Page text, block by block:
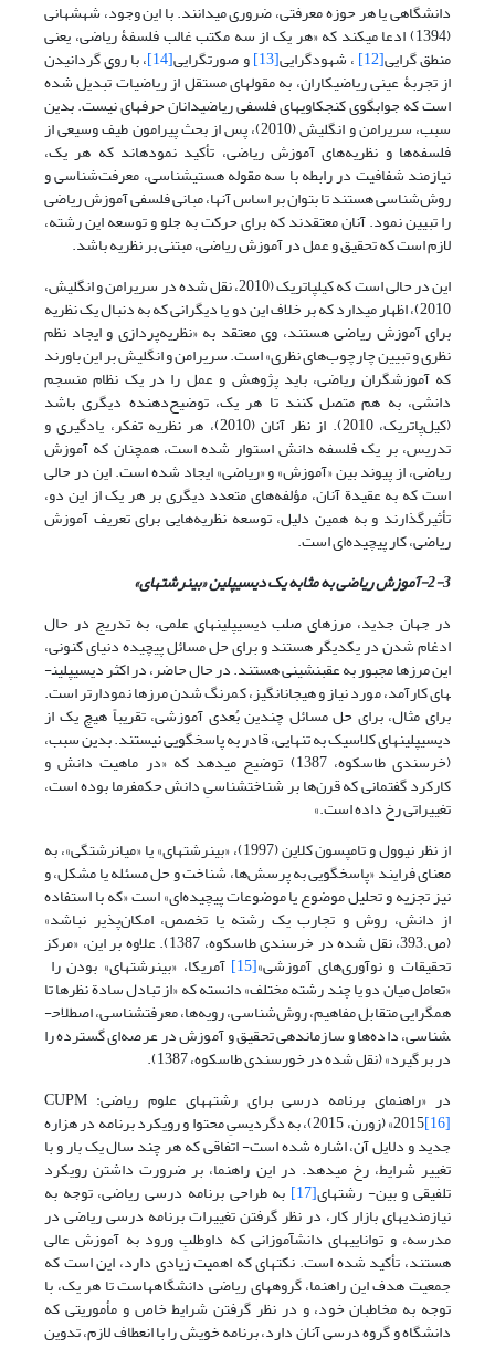
دانشگاهی یا هر حوزه معرفتی، ضروری می­دانند. با این وجود، شهشهانی
(1394) ادعا می­کند که «هر یک از سه مکتب غالب فلسفۀ ریاضی، یعنی
منطق گرایی[12] ، شهودگرایی[13] و صورتگرایی[14] ، با روی گردانیدن
از تجربۀ عینی ریاضی­کاران، به مقوله­ای مستقل از ریاضیات تبدیل شده
است که جوابگوی کنجکاوی­های فلسفی ریاضی­دانان حرفه­ای نیست. بدین
سبب، سریرامن و انگلیش (2010)، پس از بحث پیرامون طیف وسیعی از
فلسفه‌ها و نظریه‌های آموزش ریاضی، تأکید نمودهاند که هر یک،
نیازمند شفافیت در رابطه با سه مقوله هستی­شناسی، معرفت‌شناسی و
روش‌شناسی هستند تا بتوان بر اساس آنها، مبانی فلسفی آموزش ریاضی
را تبیین نمود. آنان معتقدند که برای حرکت به جلو و توسعه این رشته،
لازم است که تحقیق و عمل در آموزش ریاضی، مبتنی بر نظریه باشد.
این در حالی است که کیل­پاتریک (2010، نقل شده در سریرامن و انگلیش،
2010)، اظهار می­دارد که بر خلاف این دو یا دیگرانی که به دنبال یک نظریه
برای آموزش ریاضی هستند، وی معتقد به «نظریه‌پردازی و ایجاد نظم
نظری و تبیین چارچوب‌های نظری» است. سریرامن و انگلیش بر این باورند
که آموزشگران ریاضی، باید پژوهش و عمل را در یک نظام منسجم
دانشی، به هم متصل کنند تا هر یک، توضیح‌دهنده دیگری باشد
(کیل‌پاتریک، 2010). از نظر آنان (2010)، هر نظریه تفکر، یادگیری و
تدریس، بر یک فلسفه دانش استوار شده است، همچنان که آموزش
ریاضی، از پیوند بین «آموزش» و «ریاضی» ایجاد شده است. این در حالی
است که به عقیدة آنان، مؤلفه‌های متعدد دیگری بر هر یک از این دو،
تأثیرگذارند و به همین دلیل، توسعه نظریه‌هایی برای تعریف آموزش
ریاضی، کار پیچیده‌ای است.
2-3-آموزش ریاضی به مثابه یک دیسیپلین «بین­رشته­ای»
در جهان جدید، مرزهای صلب دیسیپلین­های علمی، به تدریج در حال
ادغام شدن در یکدیگر هستند و برای حل مسائل پیچیده دنیای کنونی،
این مرزها مجبور به عقب­نشینی هستند. در حال حاضر، در اکثر دیسیپلین­
های کارآمد، مورد نیاز و هیجان­انگیز، کم­رنگ شدن مرزها نمودارتر است.
برای مثال، برای حل مسائل چندین بُعدی آموزشی، تقریباً هیچ یک از
دیسیپلین­های کلاسیک به تنهایی، قادر به پاسخ­گویی نیستند. بدین سبب،
(خرسندی طاسکوه، 1387) توضیح می­دهد که «در ماهیت دانش و
کارکرد گفتمانی که قرن‌ها بر شناخت­شناسیِ دانش حکمفرما بوده است،
تغییراتی رخ داده است.»
از نظر نیوول و تامپسون کلاین (1997)، «بین­رشته­ای» یا «میان­رشتگی»، به
معنای فرایند «پاسخگویی به پرسش‌ها، شناخت و حل مسئله یا مشکل، و
نیز تجزیه و تحلیل موضوع یا موضوعات پیچیده‌ای» است «که با استفاده
از دانش، روش و تجارب یک رشته یا تخصص، امکان‌پذیر نباشد»
(ص.393، نقل شده در خرسندی طاسکوه، 1387). علاوه بر این، «مرکز
تحقیقات و نوآوری‌های آموزشی»[15] آمریکا، «بین­رشته­ای» بودن را
«تعامل میان دو یا چند رشته مختلف» دانسته که «از تبادل سادة نظرها تا
همگرایی متقابل مفاهیم، روش‌شناسی، رویه‌ها، معرفت­شناسی، اصطلاح­
شناسی، داده‌ها و سازماندهی تحقیق و آموزش در عرصه‌ای گسترده را
در بر گیرد» (نقل شده در خورسندی طاسکوه، 1387).
در «راهنمای برنامه درسی برای رشته­های علوم ریاضی: CUPM
2015[16] » (زورن، 2015)، به دگردیسیِ محتوا و رویکرد برنامه در هزاره
جدید و دلایل آن، اشاره شده است- اتفاقی که هر چند سال یک بار و با
تغییر شرایط، رخ می­دهد. در این راهنما، بر ضرورت داشتن رویکرد
تلفیقی و بین- رشته­ای[17] به طراحی برنامه درسی ریاضی، توجه به
نیازمندی­های بازار کار، در نظر گرفتن تغییرات برنامه درسی ریاضی در
مدرسه، و توانایی­های دانش­آموزانی که داوطلبِ ورود به آموزش عالی
هستند، تأکید شده است. نکته­ای که اهمیت زیادی دارد، این است که
جمعیت هدف این راهنما، گروه­های ریاضی دانشگاه­هاست تا هر یک، با
توجه به مخاطبان خود، و در نظر گرفتن شرایط خاص و مأموریتی که
دانشگاه و گروه درسی آنان دارد، برنامه خویش را با انعطاف لازم، تدوین